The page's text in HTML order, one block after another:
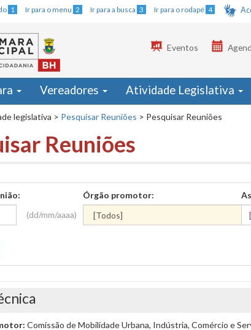
1 Ir para o menu 2 Ir para a busca 3 Ir para o rodapé 4
Eventos
Vereadores Atividade Legislativa
legislativa > Pesquisar Reuniões > Pesquisar Reuniões
Reuniões
(dd/mm/aaaa)
Órgão promotor:
Comissão de Mobilidade Urbana, Indústria, Comércio e